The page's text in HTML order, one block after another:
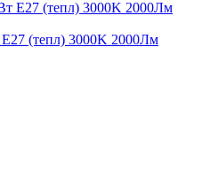
(тепл) 3000K 2000Лм